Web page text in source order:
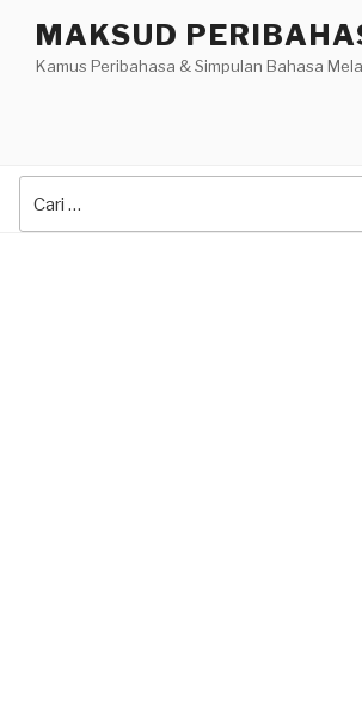
content
MAKSUD
Kamus Peribahasa & Simpulan Bahasa